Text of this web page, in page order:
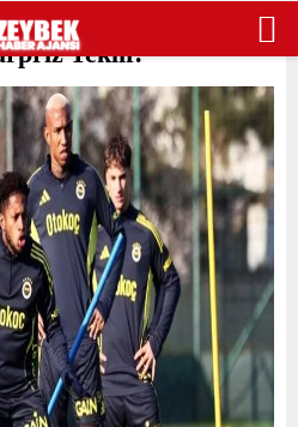
Takas Operasyonu:
Teklif!